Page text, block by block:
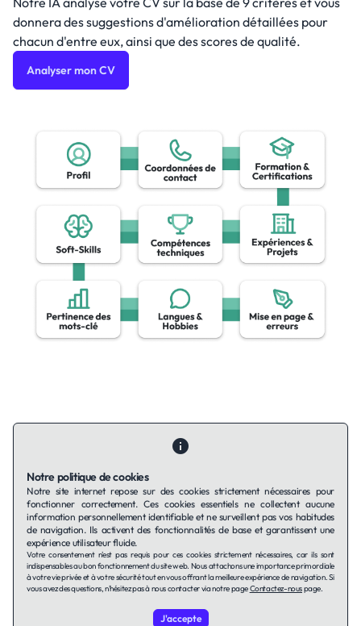
donnera des suggestions d'amélioration détaillées pour
chacun d'entre eux, ainsi que des scores de qualité.
Analyser mon CV
Notre politique de cookies
Notre site internet repose sur des cookies strictement nécessaires pour
fonctionner correctement. Ces cookies essentiels ne collectent aucune
information personnellement identifiable et ne surveillent pas vos habitudes
de navigation. Ils activent des fonctionnalités de base et garantissent une
expérience utilisateur fluide.
Votre consentement n'est pas requis pour ces cookies strictement nécessaires, car ils sont
indispensables au bon fonctionnement du site web. Nous attachons une importance primordiale
à votre vie privée et à votre sécurité tout en vous offrant la meilleure expérience de navigation. Si
vous avez des questions, n'hésitez pas à nous contacter via notre pageContactez-nouspage.
J'accepte